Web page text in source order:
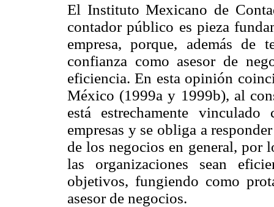
El Instituto Mexicano de
contador público es pieza
empresa, porque, además de
confianza como asesor de
eficiencia. En esta opinión
México (1999a y 1999b), al
está estrechamente
empresas y se obliga a
de los negocios en general, por
las organizaciones sean
objetivos, fungiendo como
asesor de negocios.